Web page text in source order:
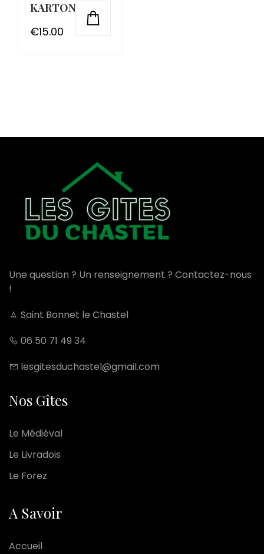
KARTON
€15.00
Une question ? Un renseignement ? Contactez-nous
!
Saint Bonnet le Chastel
06 50 71 49 34
lesgitesduchastel@gmail.com
Nos Gîtes
Le Médiéval
Le Livradois
Le Forez
A Savoir
Accueil